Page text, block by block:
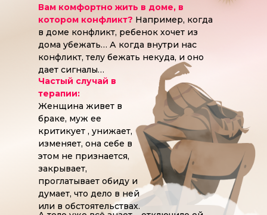
Вам комфортно жить в доме, в
котором конфликт? Например, когда
в доме конфликт, ребенок хочет из
дома убежать… А когда внутри нас
конфликт, телу бежать некуда, и оно
дает сигналы…
Частый случай в
терапии:
Женщина живет в
браке, муж ее
критикует , унижает,
изменяет, она себе в
этом не признается,
закрывает,
проглатывает обиду и
думает, что дело в ней
или в обстоятельствах.